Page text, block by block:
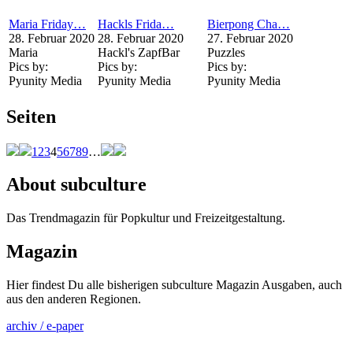
Maria Friday…
28. Februar 2020
Maria
Pics by:
Pyunity Media
Hackls Frida…
28. Februar 2020
Hackl's ZapfBar
Pics by:
Pyunity Media
Bierpong Cha…
27. Februar 2020
Puzzles
Pics by:
Pyunity Media
Seiten
1 23456789…
About subculture
Das Trendmagazin für Popkultur und Freizeitgestaltung.
Magazin
Hier findest Du alle bisherigen subculture Magazin Ausgaben, auch
aus den anderen Regionen.
archiv / e-paper